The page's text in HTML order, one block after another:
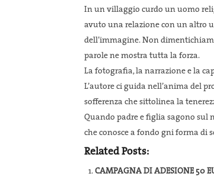
VIFF Best Silent Film
20
2020
info@fortinfest.org
In un villaggio curdo un uomo
avuto una relazione con un altro
dell’immagine. Non
parole ne mostra tutta la forza.
La fotografia, la narrazione e la
L’autore ci guida nell’anima del
sofferenza che sittolinea la
Quando padre e figlia sagono sul
che conosce a fondo gni forma di
Related Posts:
CAMPAGNA DI ADESIONE 50